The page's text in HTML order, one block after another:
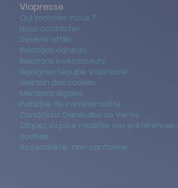
Viapresse
Qui sommes-nous ?
Nous contacter
Devenir affilié
Relations éditeurs
Relations investisseurs
Rejoignez l'équipe Viapresse!
Gestion des cookies
Mentions légales
Politique de confidentialité
Conditions Générales de Vente
Cliquez ici pour modifier vos
cookies
Accessibilité : non conforme